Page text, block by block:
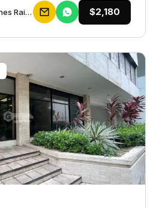
Galceb Group Bienes Raices $2,180